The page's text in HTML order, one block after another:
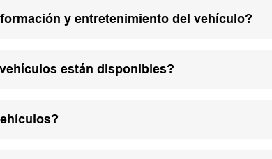
y entretenimiento del vehículo?
están disponibles?